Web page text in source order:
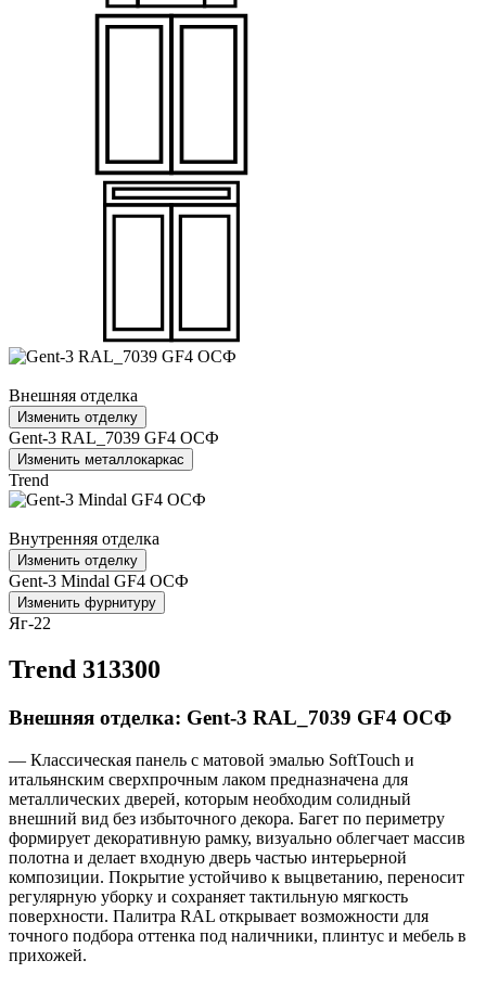
Внешняя отделка
Изменить отделку
Gent-3 RAL_7039 GF4 ОСФ
Изменить металлокаркас
Trend
Внутренняя отделка
Изменить отделку
Gent-3 Mindal GF4 ОСФ
Изменить фурнитуру
Яг-22
Trend 313300
Внешняя отделка: Gent-3 RAL_7039 GF4 ОСФ
— Классическая панель с матовой эмалью SoftTouch и
итальянским сверхпрочным лаком предназначена для
металлических дверей, которым необходим солидный
внешний вид без избыточного декора. Багет по периметру
формирует декоративную рамку, визуально облегчает массив
полотна и делает входную дверь частью интерьерной
композиции. Покрытие устойчиво к выцветанию, переносит
регулярную уборку и сохраняет тактильную мягкость
поверхности. Палитра RAL открывает возможности для
точного подбора оттенка под наличники, плинтус и мебель в
прихожей.